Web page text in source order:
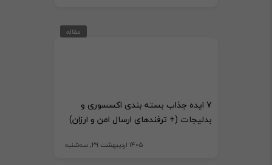
مقاله
7 ایده جذاب بسته بندی اکسسوری و
بدلیجات (+ ترفندهای ارسال امن و ارزان)
1405 اردیبهشت 29, سه‌شنبه